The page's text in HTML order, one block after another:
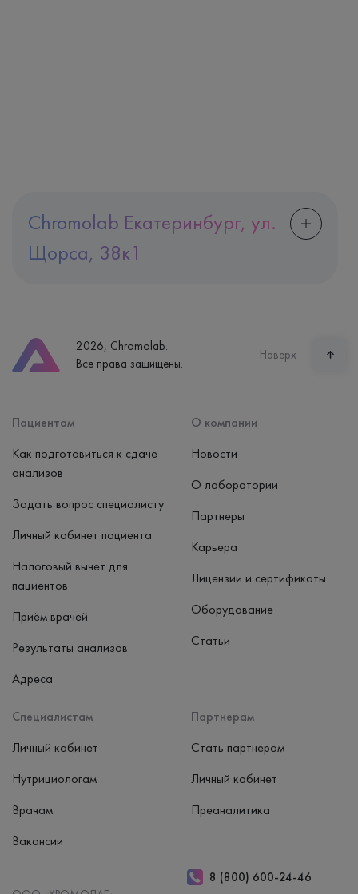
Chromolab Екатеринбург, ул.
Щорса, 38к1
Часы работы
пн-вс: 7:30-15:00
2026, Chromolab.
Все права защищены.
Наверх
Пациентам
Как подготовиться к сдаче
анализов
Задать вопрос специалисту
Личный кабинет пациента
Налоговый вычет для
пациентов
Приём врачей
Результаты анализов
Адреса
Специалистам
Личный кабинет
Нутрициологам
Врачам
Вакансии
Партнерам
Стать партнером
Личный кабинет
Преаналитика
О компании
Новости
О лаборатории
Партнеры
Карьера
Лицензии и сертификаты
Оборудование
Статьи
8 (800) 600-24-46